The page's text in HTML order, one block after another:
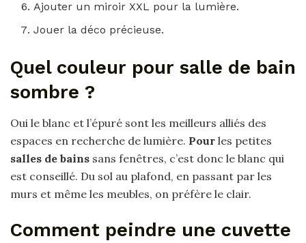
Ajouter un miroir XXL pour la lumière.
Jouer la déco précieuse.
Quel couleur pour salle de bain
sombre ?
Oui le blanc et l’épuré sont les meilleurs alliés des
espaces en recherche de lumière. Pour les petites
salles de bains sans fenêtres, c’est donc le blanc qui
est conseillé. Du sol au plafond, en passant par les
murs et même les meubles, on préfère le clair.
Comment peindre une cuvette